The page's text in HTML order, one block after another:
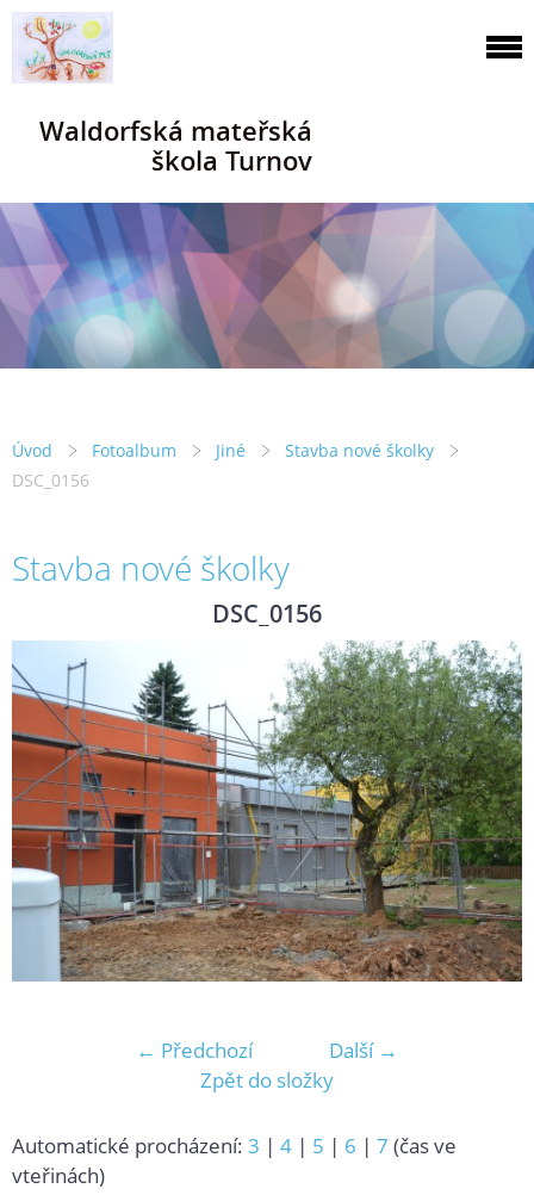
Waldorfská mateřská
škola Turnov
Úvod Fotoalbum Jiné
Stavba nové školky
DSC_0156
Stavba nové školky
DSC_0156
← Předchozí
Další →
Zpět do složky
Automatické procházení: 3 | 4 | 5 | 6 | 7 (čas ve
vteřinách)